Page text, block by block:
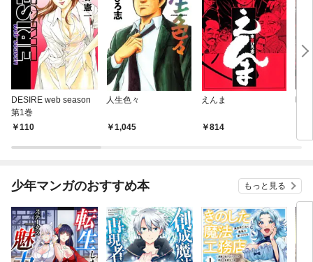
DESIRE web season
第1巻
110
人生色々
1,045
えんま
814
呪
少年マンガのおすすめ本 もっと見る